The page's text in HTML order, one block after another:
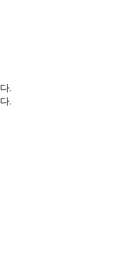
.
.